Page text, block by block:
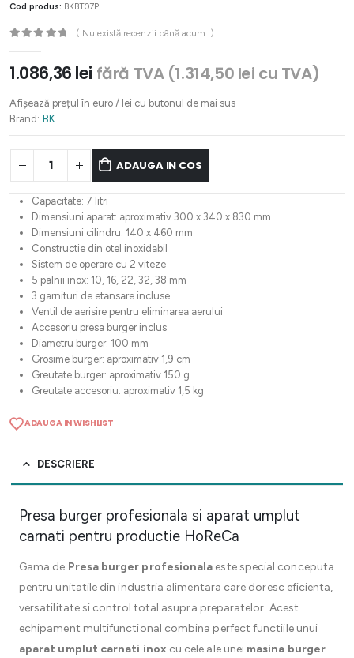
Cod produs: BKBT07P
( Nu există recenzii până acum. )
1.086,36 lei fără TVA (1.314,50 lei cu TVA)
Afișează prețul în euro / lei cu butonul de mai sus
Brand: BK
ADAUGA IN COS
Capacitate: 7 litri
Dimensiuni aparat: aproximativ 300 x 340 x 830 mm
Dimensiuni cilindru: 140 x 460 mm
Constructie din otel inoxidabil
Sistem de operare cu 2 viteze
5 palnii inox: 10, 16, 22, 32, 38 mm
3 garnituri de etansare incluse
Ventil de aerisire pentru eliminarea aerului
Accesoriu presa burger inclus
Diametru burger: 100 mm
Grosime burger: aproximativ 1,9 cm
Greutate burger: aproximativ 150 g
Greutate accesoriu: aproximativ 1,5 kg
ADAUGA IN WISHLIST
DESCRIERE
Presa burger profesionala si aparat umplut
carnati pentru productie HoReCa
Gama de Presa burger profesionala este special conceputa
pentru unitatile din industria alimentara care doresc eficienta,
versatilitate si control total asupra preparatelor. Acest
echipament multifunctional combina perfect functiile unui
aparat umplut carnati inox cu cele ale unei masina burger